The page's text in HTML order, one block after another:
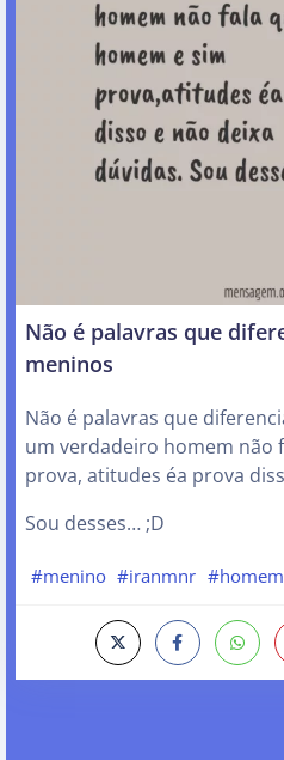
Não é palavras que
meninos
Não é palavras que
um verdadeiro homem não
prova, atitudes éa prova
Sou desses… ;D
#menino #iranmnr #homem